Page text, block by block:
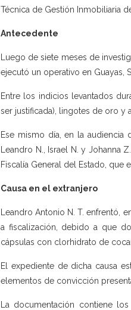
Técnica de Gestión Inmobiliaria
Antecedente
Luego de siete meses de
ejecutó un operativo en Guayas,
Entre los indicios levantados
ser justificada), lingotes de oro y
Ese mismo día, en la audiencia
Leandro N., Israel N. y Johanna
Fiscalía General del Estado, que
Causa en el extranjero
Leandro Antonio N. T. enfrentó,
a fiscalización, debido a que
cápsulas con clorhidrato de
El expediente de dicha causa
elementos de convicción
La documentación contiene